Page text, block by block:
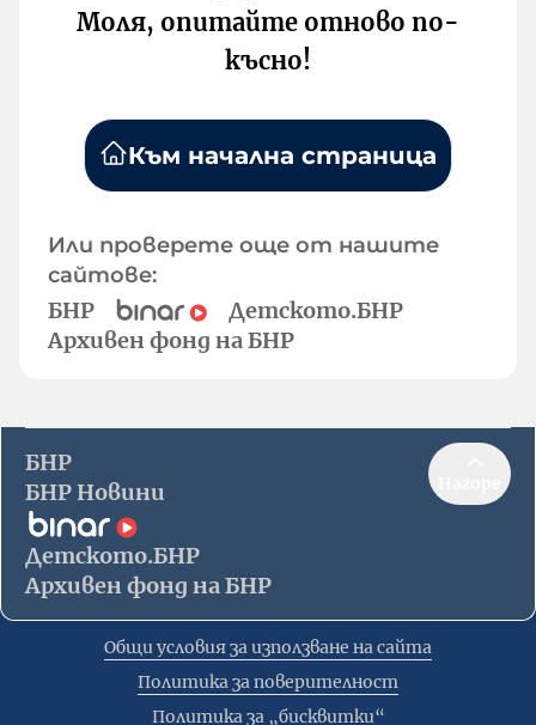
Моля, опитайте отново по-
късно!
Към начална страница
Или проверете още от нашите
сайтове:
БНР
Детското.БНР
Архивен фонд на БНР
БНР
БНР Новини
Детското.БНР
Архивен фонд на БНР
Общи условия за използване на сайта
Политика за поверителност
Политика за „бисквитки“